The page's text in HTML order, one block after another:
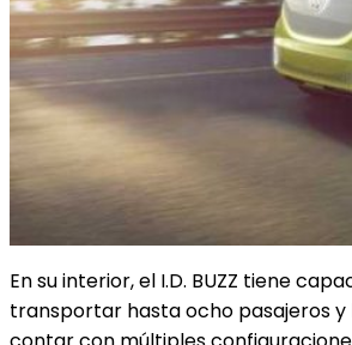
En su interior, el I.D. BUZZ tiene
transportar hasta ocho pasajeros y